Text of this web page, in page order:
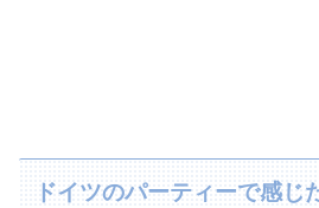
ドイツのパーティーで感じ